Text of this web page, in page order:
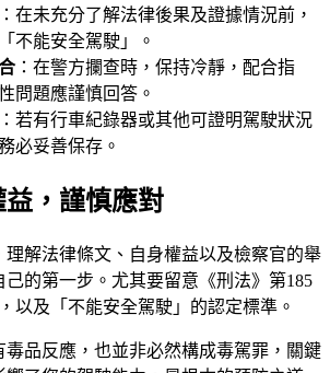
：在未充分了解法律後果及證據情況前，
不能安全駕駛」。
：在警方攔查時，保持冷靜，配合指
問題應謹慎回答。
：若有行車紀錄器或其他可證明駕駛狀況
必妥善保存。
，謹慎應對
理解法律條文、自身權益以及檢察官的舉
的第一步。尤其要留意《刑法》第185
以及「不能安全駕駛」的認定標準。
毒品反應，也並非必然構成毒駕罪，關鍵